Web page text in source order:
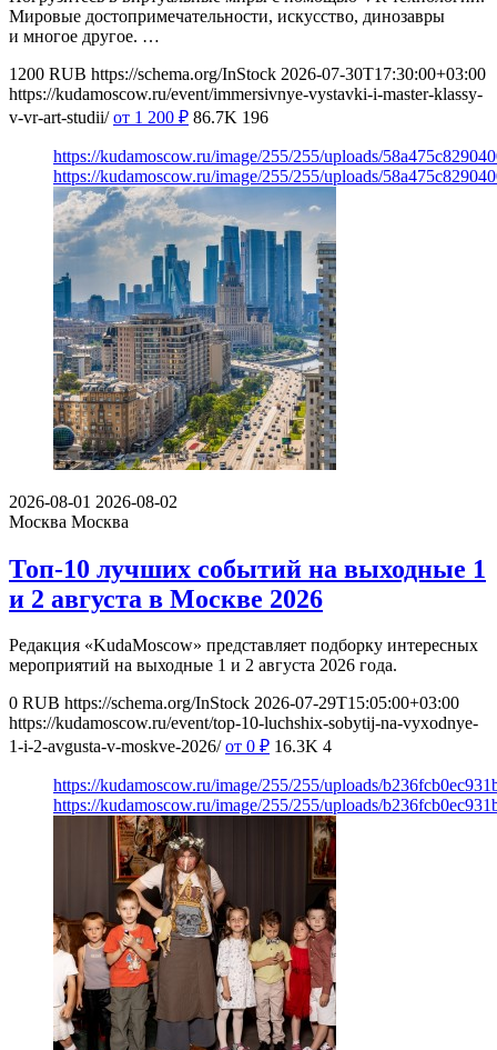
Мировые достопримечательности, искусство, динозавры
и многое другое. …
1200 RUB https://schema.org/InStock 2026-07-30T17:30:00+03:00
https://kudamoscow.ru/event/immersivnye-vystavki-i-master-klassy-
v-vr-art-studii/ от 1 200 ₽ 86.7K 196
https://kudamoscow.ru/image/255/255/uploads/
https://kudamoscow.ru/image/255/255/uploads/
2026-08-01 2026-08-02
Москва Москва
Топ-10 лучших событий на выходные 1
и 2 августа в Москве 2026
Редакция «KudaMoscow» представляет подборку интересных
мероприятий на выходные 1 и 2 августа 2026 года.
0 RUB https://schema.org/InStock 2026-07-29T15:05:00+03:00
https://kudamoscow.ru/event/top-10-luchshix-sobytij-na-vyxodnye-
1-i-2-avgusta-v-moskve-2026/ от 0 ₽ 16.3K 4
https://kudamoscow.ru/image/255/255/uploads/
https://kudamoscow.ru/image/255/255/uploads/